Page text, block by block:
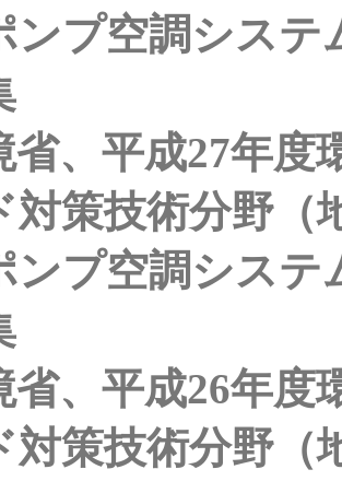
ンプ空調シス
省、平成27年度
対策技術分野（
ンプ空調シス
省、平成26年度
対策技術分野（